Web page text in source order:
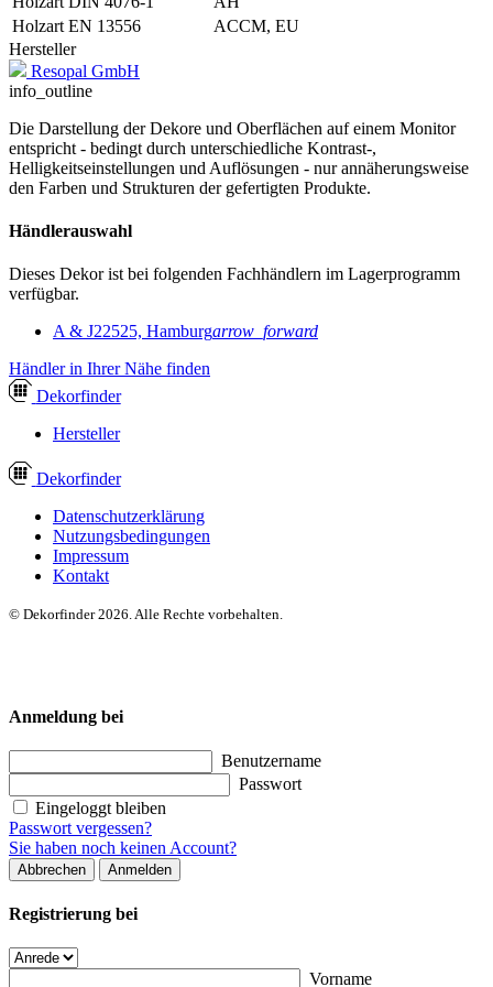
Holzart EN 13556
ACCM, EU
Hersteller
Resopal GmbH
info_outline
Die Darstellung der Dekore und Oberflächen auf einem Monitor
entspricht - bedingt durch unterschiedliche Kontrast-,
Helligkeitseinstellungen und Auflösungen - nur annäherungsweise
den Farben und Strukturen der gefertigten Produkte.
Händlerauswahl
Dieses Dekor ist bei folgenden Fachhändlern im Lagerprogramm
verfügbar.
A & J22525, Hamburgarrow_forward
Händler in Ihrer Nähe finden
Dekorfinder
Hersteller
Dekorfinder
Datenschutzerklärung
Nutzungsbedingungen
Impressum
Kontakt
© Dekorfinder 2026. Alle Rechte vorbehalten.
Anmeldung bei
Benutzername
Passwort
Eingeloggt bleiben
Passwort vergessen?
Sie haben noch keinen Account?
Abbrechen Anmelden
Registrierung bei
Vorname